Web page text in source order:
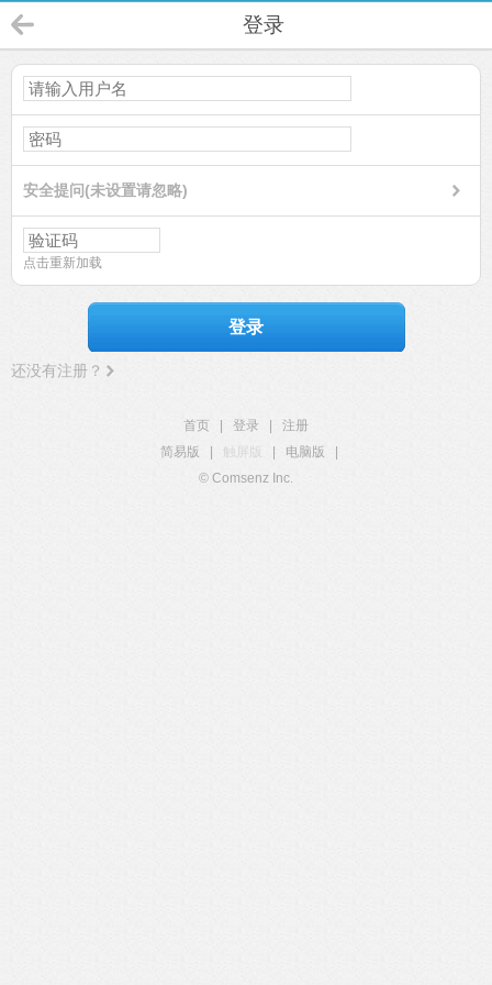
登录
安全提问(未设置请忽略)
点击重新加载
登录
还没有注册？
首页 登录
注册
简易版
触屏版 电脑版
© Comsenz Inc.